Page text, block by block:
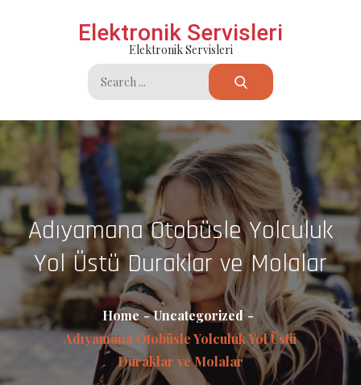
Elektronik Servisleri
Elektronik Servisleri
Search
for:
Adıyamana Otobüsle Yolculuk
Yol Üstü Duraklar ve Molalar
Home
Uncategorized
Adıyamana Otobüsle Yolculuk Yol Üstü
Duraklar ve Molalar